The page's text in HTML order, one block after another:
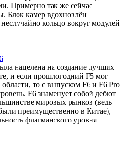
Примерно так же сейчас
Блок камер вдохновлён
кольцо вокруг модулей
нацелена на создание лучших
и если прошлогодний F5 мог
то с выпуском F6 и F6 Pro
F6 знаменует собой дебют
мировых рынков (ведь
преимущественно в Китае),
флагманского уровня.